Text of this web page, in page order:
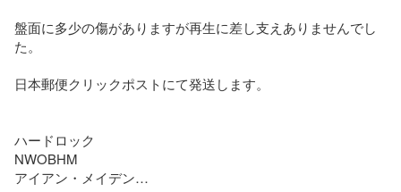
盤面に多少の傷がありますが再生に差し支えありませんでし
た。
日本郵便クリックポストにて発送します。
ハードロック
NWOBHM
アイアン・メイデン